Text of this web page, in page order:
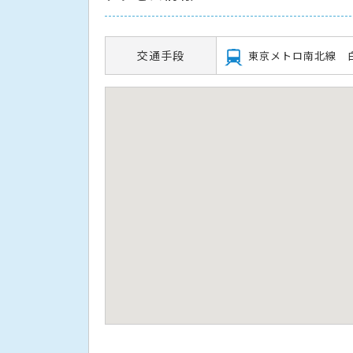
交通手段 東京メトロ南北線